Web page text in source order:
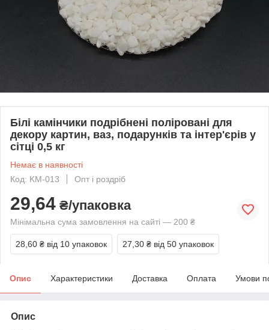
Білі камінчики подрібнені поліровані для
декору картин, ваз, подарунків та інтер'єрів у
сітці 0,5 кг
Немає в наявності
Код: KM-013
Опт і роздріб
29,64 ₴/упаковка
Мінімальна сума замовлення на сайті — 200 ₴
28,60 ₴ від 10 упаковок 27,30 ₴ від 50 упаковок
Опис Характеристики Доставка Оплата Умови
Опис